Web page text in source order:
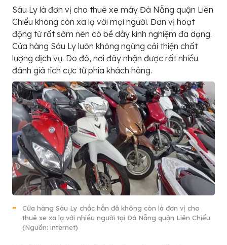
Sáu Ly là đơn vị cho thuê xe máy Đà Nẵng quận Liên
Chiểu không còn xa lạ với mọi người. Đơn vị hoạt
động từ rất sớm nên có bề dày kinh nghiệm đa dạng.
Cửa hàng Sáu Ly luôn không ngừng cải thiện chất
lượng dịch vụ. Do đó, nơi đây nhận được rất nhiều
đánh giá tích cực từ phía khách hàng.
Cửa hàng Sáu Ly chắc hẳn đã không còn là đơn vị cho
thuê xe xa lạ với nhiều người tại Đà Nẵng quận Liên Chiểu
(Nguồn: internet)